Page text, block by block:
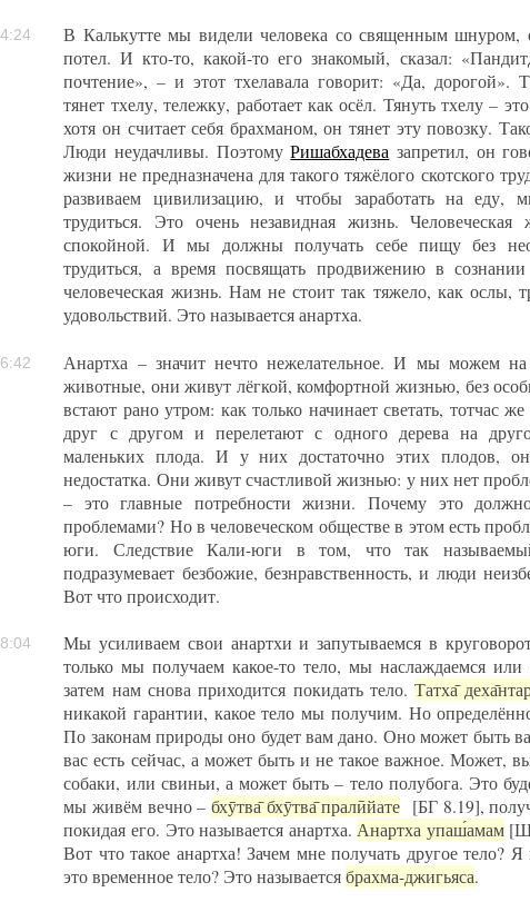
В Калькутте мы видели человека со священным шнуром,
потел. И кто-то, какой-то его знакомый, сказал:
почтение», – и этот тхелавала говорит: «Да, дорогой».
тянет тхелу, тележку, работает как осёл. Тянуть тхелу –
хотя он считает себя брахманом, он тянет эту повозку.
Люди неудачливы. ПоэтомуРишабхадева запретил, он
жизни не предназначена для такого тяжёлого скотского
развиваем цивилизацию, и чтобы заработать на еду,
трудиться. Это очень незавидная жизнь.
спокойной. И мы должны получать себе пищу без
трудиться, а время посвящать продвижению в
человеческая жизнь. Нам не стоит так тяжело, как ослы,
удовольствий. Это называется анартха.
Анартха – значит нечто нежелательное. И мы можем
животные, они живут лёгкой, комфортной жизнью, без
встают рано утром: как только начинает светать, тотчас
друг с другом и перелетают с одного дерева на
маленьких плода. И у них достаточно этих плодов,
недостатка. Они живут счастливой жизнью: у них нет
– это главные потребности жизни. Почему это
проблемами? Но в человеческом обществе в этом есть
юги. Следствие Кали-юги в том, что так
подразумевает безбожие, безнравственность, и люди
Вот что происходит.
Мы усиливаем свои анартхи и запутываемся в
только мы получаем какое-то тело, мы наслаждаемся или
затем нам снова приходится покидать тело.Татха̄
никакой гарантии, какое тело мы получим. Но
По законам природы оно будет вам дано. Оно может быть
вас есть сейчас, а может быть и не такое важное. Может,
собаки, или свиньи, а может быть – тело полубога. Это
мы живём вечно –бхӯтва̄ бхӯтва̄ пралӣйате [БГ 8.19],
покидая его. Это называется анартха.Анартха упаш́амам
Вот что такое анартха! Зачем мне получать другое
это временное тело? Это называетсябрахма-джигьяса.